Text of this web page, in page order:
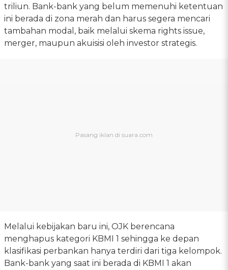
triliun. Bank-bank yang belum memenuhi ketentuan
ini berada di zona merah dan harus segera mencari
tambahan modal, baik melalui skema rights issue,
merger, maupun akuisisi oleh investor strategis.
Melalui kebijakan baru ini, OJK berencana
menghapus kategori KBMI 1 sehingga ke depan
klasifikasi perbankan hanya terdiri dari tiga kelompok.
Bank-bank yang saat ini berada di KBMI 1 akan